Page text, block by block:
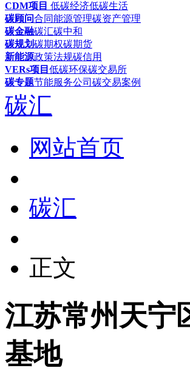
CDM项目 低碳经济低碳生活
碳顾问合同能源管理碳资产管理
碳金融碳汇碳中和
碳规划碳期权碳期货
新能源政策法规碳信用
VERs项目 低碳环保碳交易所
碳专题节能服务公司 碳交易案例
碳汇
网站首页
碳汇
正文
江苏常州天宁
基地